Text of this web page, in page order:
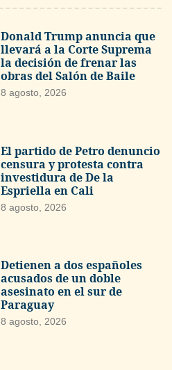
Donald Trump anuncia que
llevará a la Corte Suprema
la decisión de frenar las
obras del Salón de Baile
8 agosto, 2026
El partido de Petro denuncio
censura y protesta contra
investidura de De la
Espriella en Cali
8 agosto, 2026
Detienen a dos españoles
acusados de un doble
asesinato en el sur de
Paraguay
8 agosto, 2026